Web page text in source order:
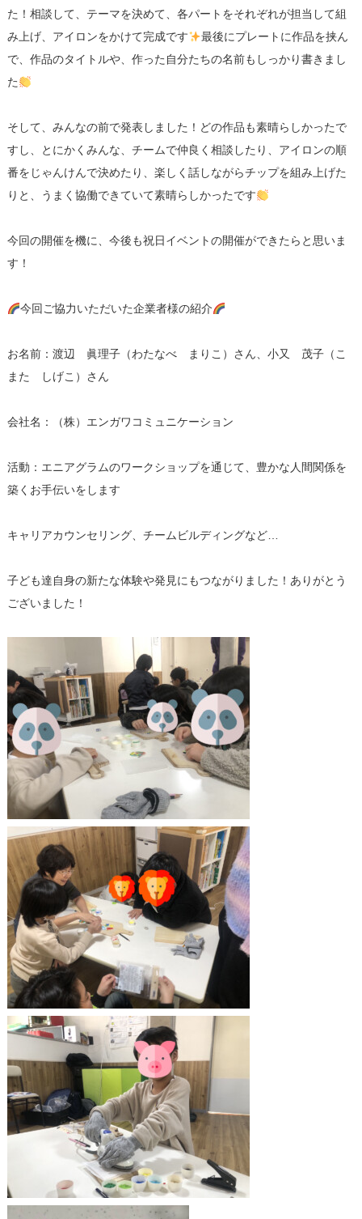
た！相談して、テーマを決めて、各パートをそれぞれが担当して組
み上げ、アイロンをかけて完成です
最後にプレートに作品を挟ん
で、作品のタイトルや、作った自分たちの名前もしっかり書きまし
た
そして、みんなの前で発表しました！どの作品も素晴らしかったで
すし、とにかくみんな、チームで仲良く相談したり、アイロンの順
番をじゃんけんで決めたり、楽しく話しながらチップを組み上げた
りと、うまく協働できていて素晴らしかったです
今回の開催を機に、今後も祝日イベントの開催ができたらと思いま
す！
今回ご協力いただいた企業者様の紹介
お名前：渡辺 眞理子（わたなべ まりこ）さん、小又 茂子（こ
また しげこ）さん
会社名：（株）エンガワコミュニケーション
活動：エニアグラムのワークショップを通じて、豊かな人間関係を
築くお手伝いをします
キャリアカウンセリング、チームビルディングなど…
子ども達自身の新たな体験や発見にもつながりました！ありがとう
ございました！